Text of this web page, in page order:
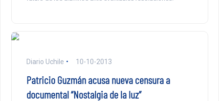
Diario Uchile 10-10-2013
Patricio Guzmán acusa nueva censura a
documental “Nostalgia de la luz”